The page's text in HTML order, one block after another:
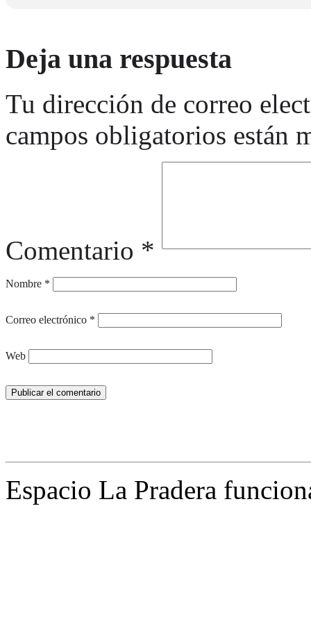
DIRECCION:
Espacio La Pradera
Marqués de Vadillo, Madrid
Deja una respuesta
Tu dirección de correo
campos obligatorios están
Comentario *
Nombre *
Correo electrónico *
Web
Espacio La Pradera